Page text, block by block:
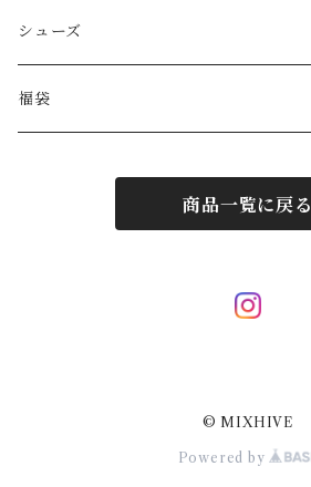
HYSTERIC GLAMOUR
BALENCIAGA
JIL SANDER
キーケース
ポーチ
リング
その他アクセサリー
シューズ
福袋
商品一覧に戻る
© MIXHIVE
Powered by